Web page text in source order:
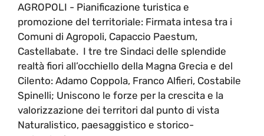
AGROPOLI - Pianificazione turistica e
promozione del territoriale: Firmata intesa tra i
Comuni di Agropoli, Capaccio Paestum,
Castellabate. I tre tre Sindaci delle splendide
realtà fiori all’occhiello della Magna Grecia e del
Cilento: Adamo Coppola, Franco Alfieri, Costabile
Spinelli; Uniscono le forze per la crescita e la
valorizzazione dei territori dal punto di vista
Naturalistico, paesaggistico e storico-